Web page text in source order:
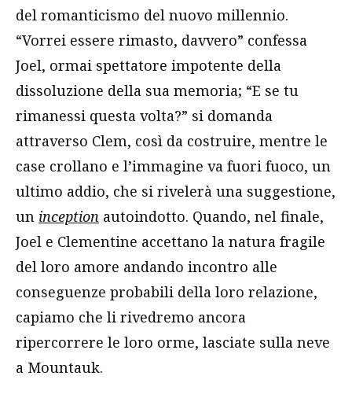
del romanticismo del nuovo millennio.
“Vorrei essere rimasto, davvero” confessa
Joel, ormai spettatore impotente della
dissoluzione della sua memoria; “E se tu
rimanessi questa volta?” si domanda
attraverso Clem, così da costruire, mentre le
case crollano e l’immagine va fuori fuoco, un
ultimo addio, che si rivelerà una suggestione,
un inception autoindotto. Quando, nel finale,
Joel e Clementine accettano la natura fragile
del loro amore andando incontro alle
conseguenze probabili della loro relazione,
capiamo che li rivedremo ancora
ripercorrere le loro orme, lasciate sulla neve
a Mountauk.